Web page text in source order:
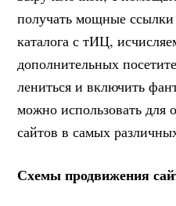
получать мощные ссылки
каталога с тИЦ,
дополнительных
лениться и включить
можно использовать для
сайтов в самых
Схемы продвижения